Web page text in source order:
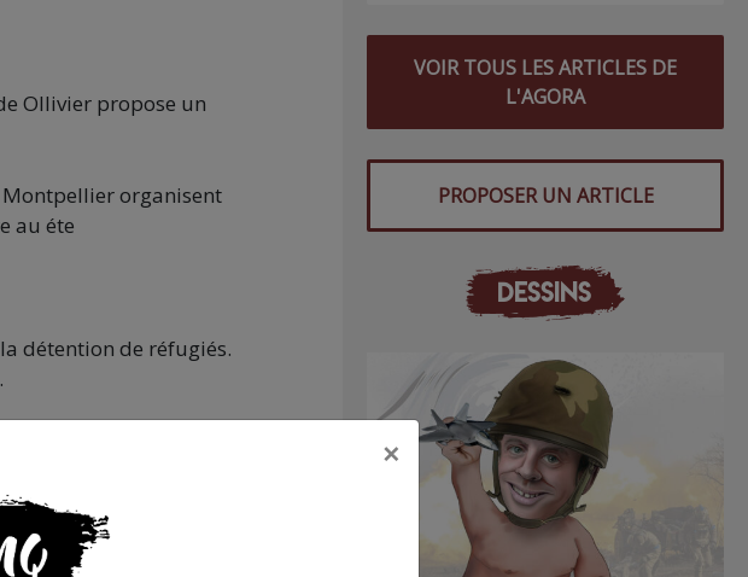
Ollivier propose un
organisent
au éte
détention de réfugiés.
d’indépendance.
VOIR TOUS LES ARTICLES DE
L'AGORA
PROPOSER UN ARTICLE
DESSINS
×